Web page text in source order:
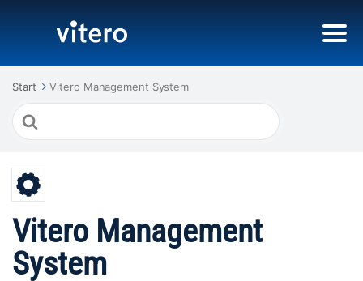
Start Vitero Management System
Suche
nach
Vitero Management
System